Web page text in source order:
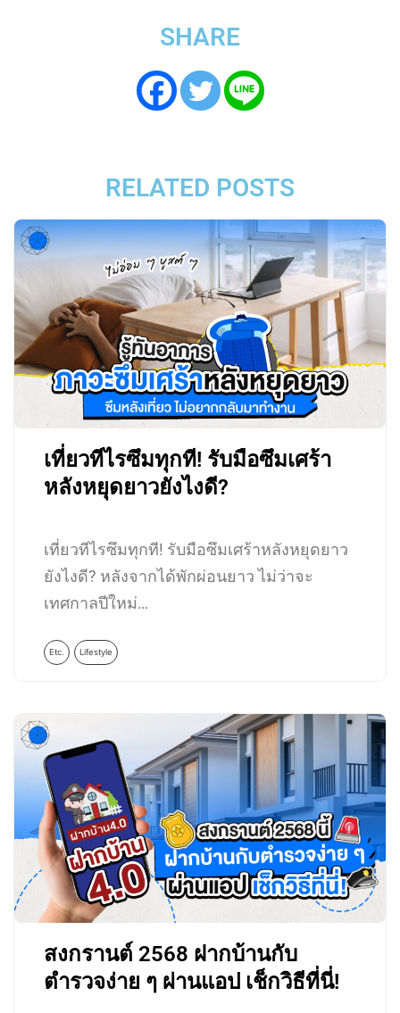
SHARE
RELATED POSTS
เที่ยวทีไรซึมทุกที! รับมือซึมเศร้า
หลังหยุดยาวยังไงดี?
เที่ยวทีไรซึมทุกที! รับมือซึมเศร้าหลังหยุดยาว
ยังไงดี? หลังจากได้พักผ่อนยาว ไม่ว่าจะ
เทศกาลปีใหม่…
Etc. Lifestyle
สงกรานต์ 2568 ฝากบ้านกับ
ตำรวจง่าย ๆ ผ่านแอป เช็กวิธีที่นี่!